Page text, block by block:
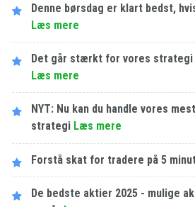
Denne børsdag er klart bedst,
Læs mere
Det går stærkt for vores strategi
Læs mere
NYT: Nu kan du handle vores
strategi Læs mere
Forstå skat for tradere på 5
De bedste aktier 2025 - mulige